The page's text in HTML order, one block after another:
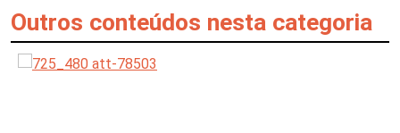
Outros conteúdos nesta categoria